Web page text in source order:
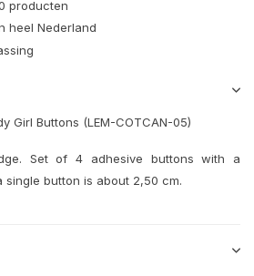
producten
heel Nederland
Girl Buttons (LEM-COTCAN-05)
Set of 4 adhesive buttons with a
single button is about 2,50 cm.